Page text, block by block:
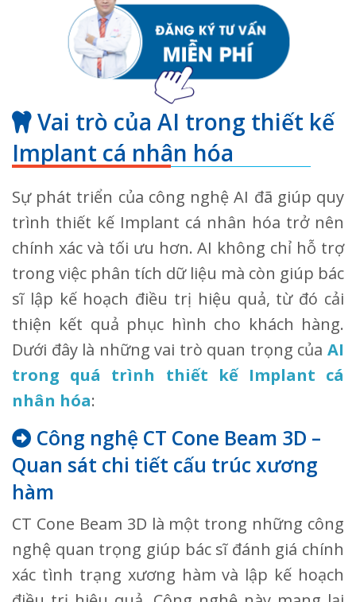
Vai trò của AI trong thiết kế
Implant cá nhân hóa
Sự phát triển của công nghệ AI đã giúp quy
trình thiết kế Implant cá nhân hóa trở nên
chính xác và tối ưu hơn. AI không chỉ hỗ trợ
trong việc phân tích dữ liệu mà còn giúp bác
sĩ lập kế hoạch điều trị hiệu quả, từ đó cải
thiện kết quả phục hình cho khách hàng.
Dưới đây là những vai trò quan trọng của AI
trong quá trình thiết kế Implant cá
nhân hóa:
Công nghệ CT Cone Beam 3D –
Quan sát chi tiết cấu trúc xương
hàm
CT Cone Beam 3D là một trong những công
nghệ quan trọng giúp bác sĩ đánh giá chính
xác tình trạng xương hàm và lập kế hoạch